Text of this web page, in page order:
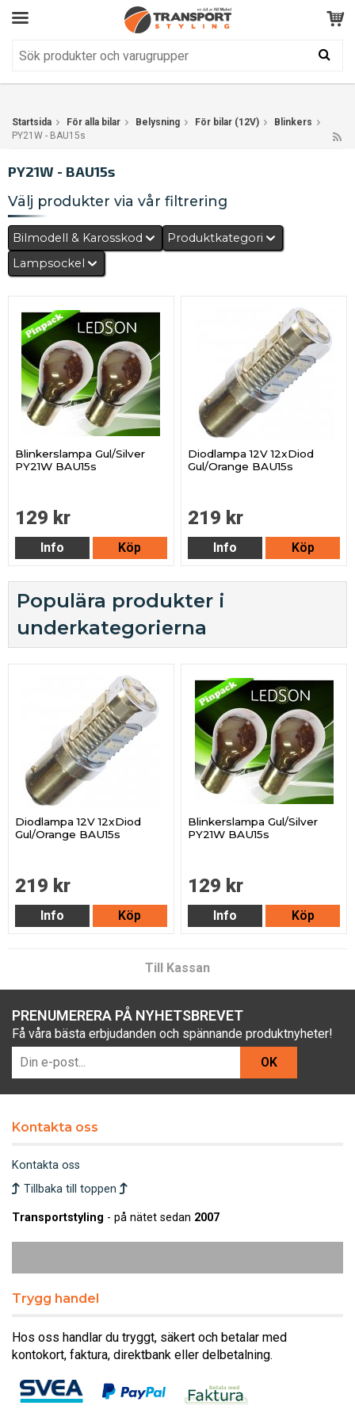
Kundservice
Startsida För alla bilar Belysning För bilar (12V)
Blinkers
PY21W - BAU15s
PY21W - BAU15s
Välj produkter via vår filtrering
Bilmodell & Karosskod
Produktkategori
Lampsockel
Blinkerslampa Gul/Silver
PY21W BAU15s
129 kr
Info Köp
Diodlampa 12V 12xDiod
Gul/Orange BAU15s
219 kr
Info Köp
Populära produkter i
underkategorierna
Diodlampa 12V 12xDiod
Gul/Orange BAU15s
219 kr
Info Köp
Blinkerslampa Gul/Silver
PY21W BAU15s
129 kr
Info Köp
Till Kassan
PRENUMERERA PÅ NYHETSBREVET
Få våra bästa erbjudanden och spännande produktnyheter!
OK
Kontakta oss
Kontakta oss
Tillbaka till toppen
Transportstyling - på nätet sedan 2007
Trygg handel
Hos oss handlar du tryggt, säkert och betalar med
kontokort, faktura, direktbank eller delbetalning.